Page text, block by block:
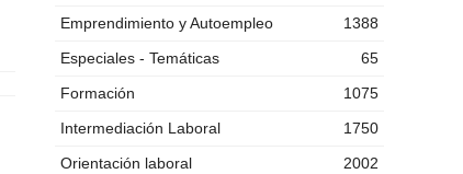
Emprendimiento y Autoempleo
1388
Especiales - Temáticas
65
Formación
1075
Intermediación Laboral
1750
Orientación laboral
2002